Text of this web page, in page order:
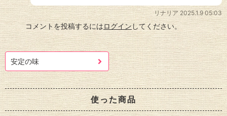
リナリア 2025.1.9 05:03
コメントを投稿するにはログインしてください。
安定の味
使った商品